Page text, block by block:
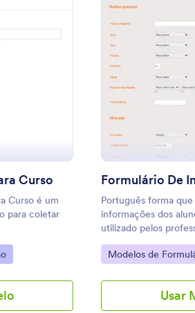
: Ficha De Inscrição Para Curso
Curso
Curso é um
para coletar
Português forma
informações dos
utilizado pelos
Go to Category:
Modelos de
Usar